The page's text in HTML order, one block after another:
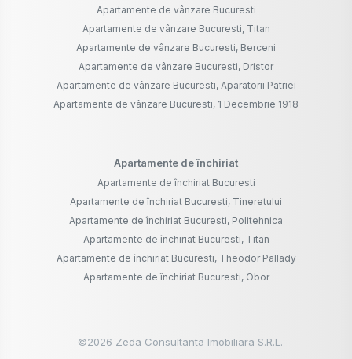
Apartamente de vânzare Bucuresti
Apartamente de vânzare Bucuresti, Titan
Apartamente de vânzare Bucuresti, Berceni
Apartamente de vânzare Bucuresti, Dristor
Apartamente de vânzare Bucuresti, Aparatorii Patriei
Apartamente de vânzare Bucuresti, 1 Decembrie 1918
Apartamente de închiriat
Apartamente de închiriat Bucuresti
Apartamente de închiriat Bucuresti, Tineretului
Apartamente de închiriat Bucuresti, Politehnica
Apartamente de închiriat Bucuresti, Titan
Apartamente de închiriat Bucuresti, Theodor Pallady
Apartamente de închiriat Bucuresti, Obor
©2026 Zeda Consultanta Imobiliara S.R.L.